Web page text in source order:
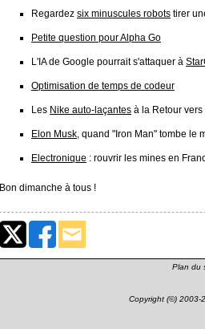
Regardez six minuscules robots tirer
Petite question pour Alpha Go
L'IA de Google pourrait s'attaquer à
Optimisation de temps de codeur
Les Nike auto-laçantes à la Retour
Elon Musk, quand "Iron Man" tombe le
Electronique : rouvrir les mines en
Bon dimanche à tous !
Plan du
Copyright (©) 2003-